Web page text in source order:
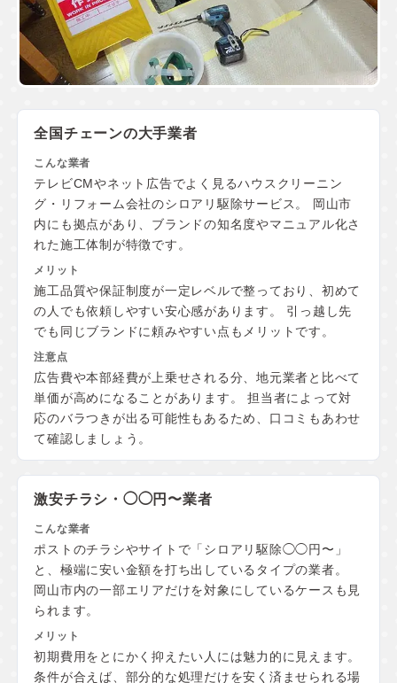
全国チェーンの大手業者
テレビCMやネット広告でよく見るハウスクリーニン
グ・リフォーム会社のシロアリ駆除サービス。 岡山市
内にも拠点があり、ブランドの知名度やマニュアル化さ
れた施工体制が特徴です。
施工品質や保証制度が一定レベルで整っており、初めて
の人でも依頼しやすい安心感があります。 引っ越し先
でも同じブランドに頼みやすい点もメリットです。
広告費や本部経費が上乗せされる分、地元業者と比べて
単価が高めになることがあります。 担当者によって対
応のバラつきが出る可能性もあるため、口コミもあわせ
て確認しましょう。
激安チラシ・◯◯円〜業者
ポストのチラシやサイトで「シロアリ駆除◯◯円〜」
と、極端に安い金額を打ち出しているタイプの業者。
岡山市内の一部エリアだけを対象にしているケースも見
られます。
初期費用をとにかく抑えたい人には魅力的に見えます。
条件が合えば、部分的な処理だけを安く済ませられる場